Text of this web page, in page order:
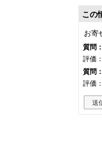
この
お寄
質問
評価：
質問
評価：